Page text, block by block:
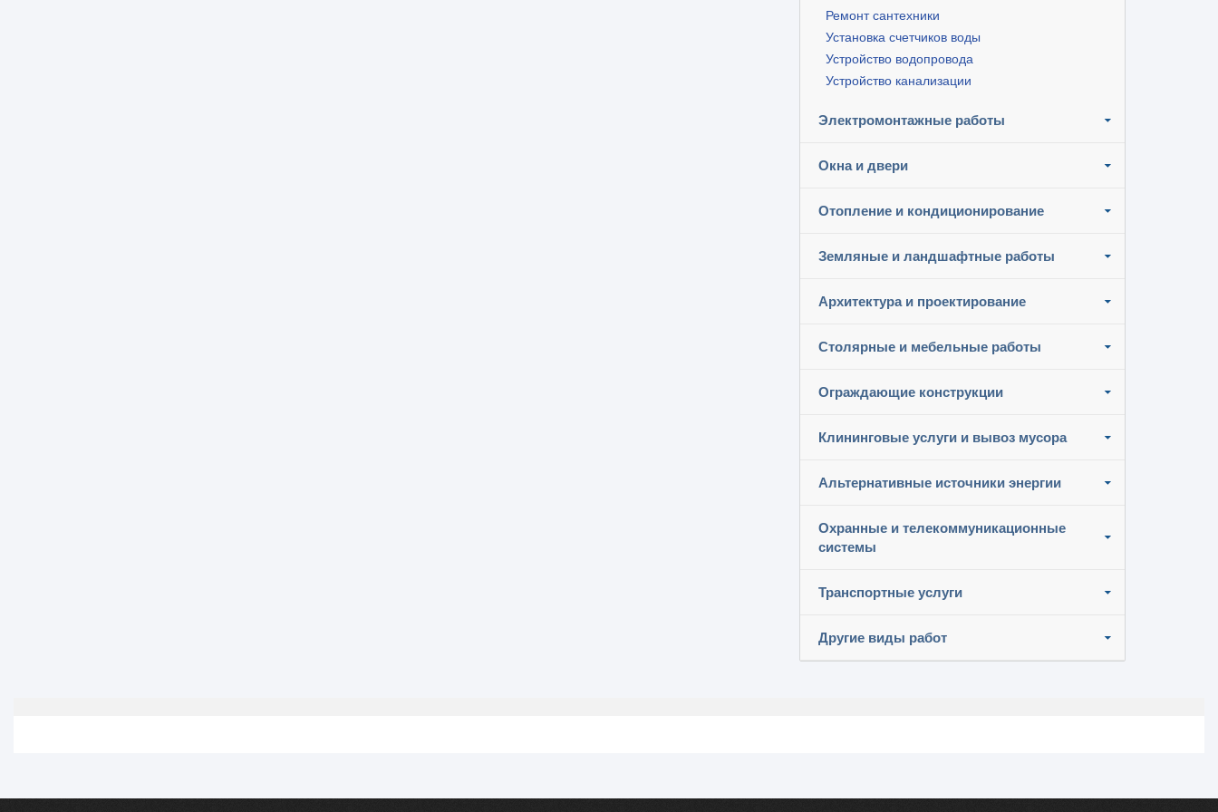
Ремонт сантехники
Установка счетчиков воды
Устройство водопровода
Устройство канализации
Электромонтажные работы
Окна и двери
Отопление и кондиционирование
Земляные и ландшафтные работы
Архитектура и проектирование
Столярные и мебельные работы
Ограждающие конструкции
Клининговые услуги и вывоз мусора
Альтернативные источники энергии
Охранные и телекоммуникационные
системы
Транспортные услуги
Другие виды работ